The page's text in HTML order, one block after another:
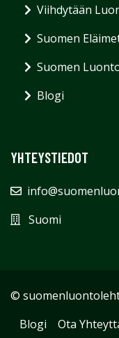
Viihdytään
Suomen
Suomen
Blogi
YHTEYSTIEDOT
Suomi
©
Blogi
Ota